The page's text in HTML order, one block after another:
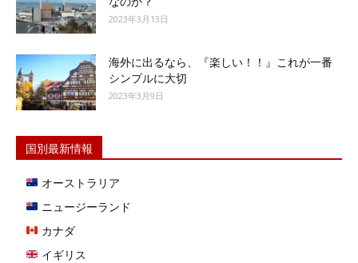
2023年3月13日
海外に出るなら、『楽しい！！』これが一番
シンプルに大切
2023年3月9日
国別最新情報
オーストラリア
ニュージーランド
カナダ
イギリス